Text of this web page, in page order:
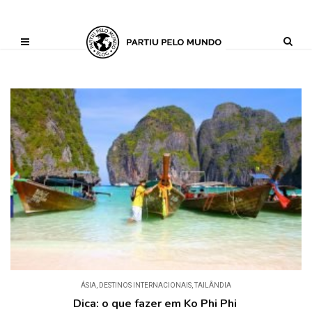
('AI_CONTENT_MARKER_NO_GET_SIDEBAR', true);
ÁSIA, DESTINOS INTERNACIONAIS,TAILÂNDIA
Dica: o que fazer em Ko Phi Phi